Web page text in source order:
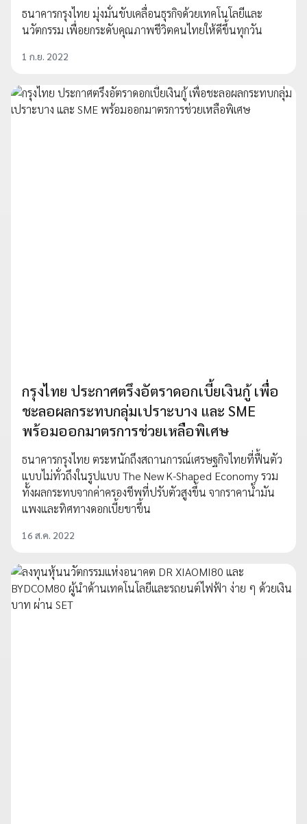
ธนาคารกรุงไทย มุ่งมั่นขับเคลื่อนธุรกิจด้วยเทคโนโลยีและ
นวัตกรรม เพื่อยกระดับคุณภาพชีวิตคนไทยให้ดีขึ้นทุกวัน
1 ก.ย. 2022
กรุงไทย ประกาศตรึงอัตราดอกเบี้ยเงินกู้ เพื่อ
ชะลอผลกระทบกลุ่มเปราะบาง และ SME
พร้อมออกมาตรการช่วยเหลือพิเศษ
ธนาคารกรุงไทย ตระหนักถึงสถานการณ์เศรษฐกิจไทยที่ฟื้นตัว
แบบไม่ทั่วถึงในรูปแบบ The New K-Shaped Economy รวม
ทั้งผลกระทบจากค่าครองชีพที่ปรับตัวสูงขึ้น จากราคาน้ำมัน
แพงและทิศทางดอกเบี้ยขาขึ้น
16 ส.ค. 2022